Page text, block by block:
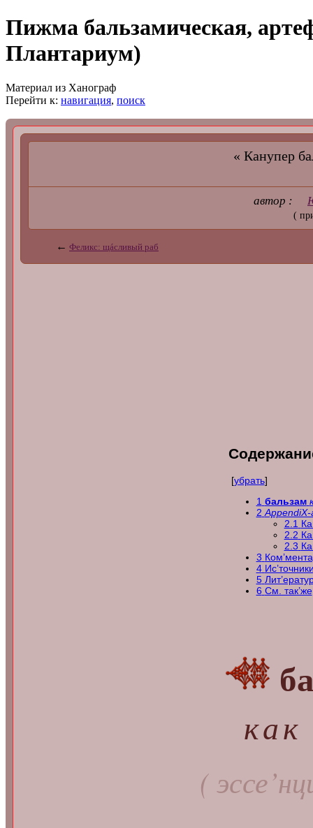
Пижма бальзамическая,
Плантариум)
Материал из Ханограф
Перейти к: навигация, поиск
«
автор :
(
← Феликс: щáсливый раб
[убрать]
1 бальзам
2 AppendiX-
2.1
2.2
2.3
3
4
5
6 См. так’же
( эссе’